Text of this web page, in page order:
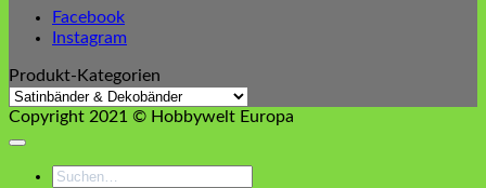
Facebook
Instagram
Produkt-Kategorien
Copyright 2021 © Hobbywelt Europa
Suchen